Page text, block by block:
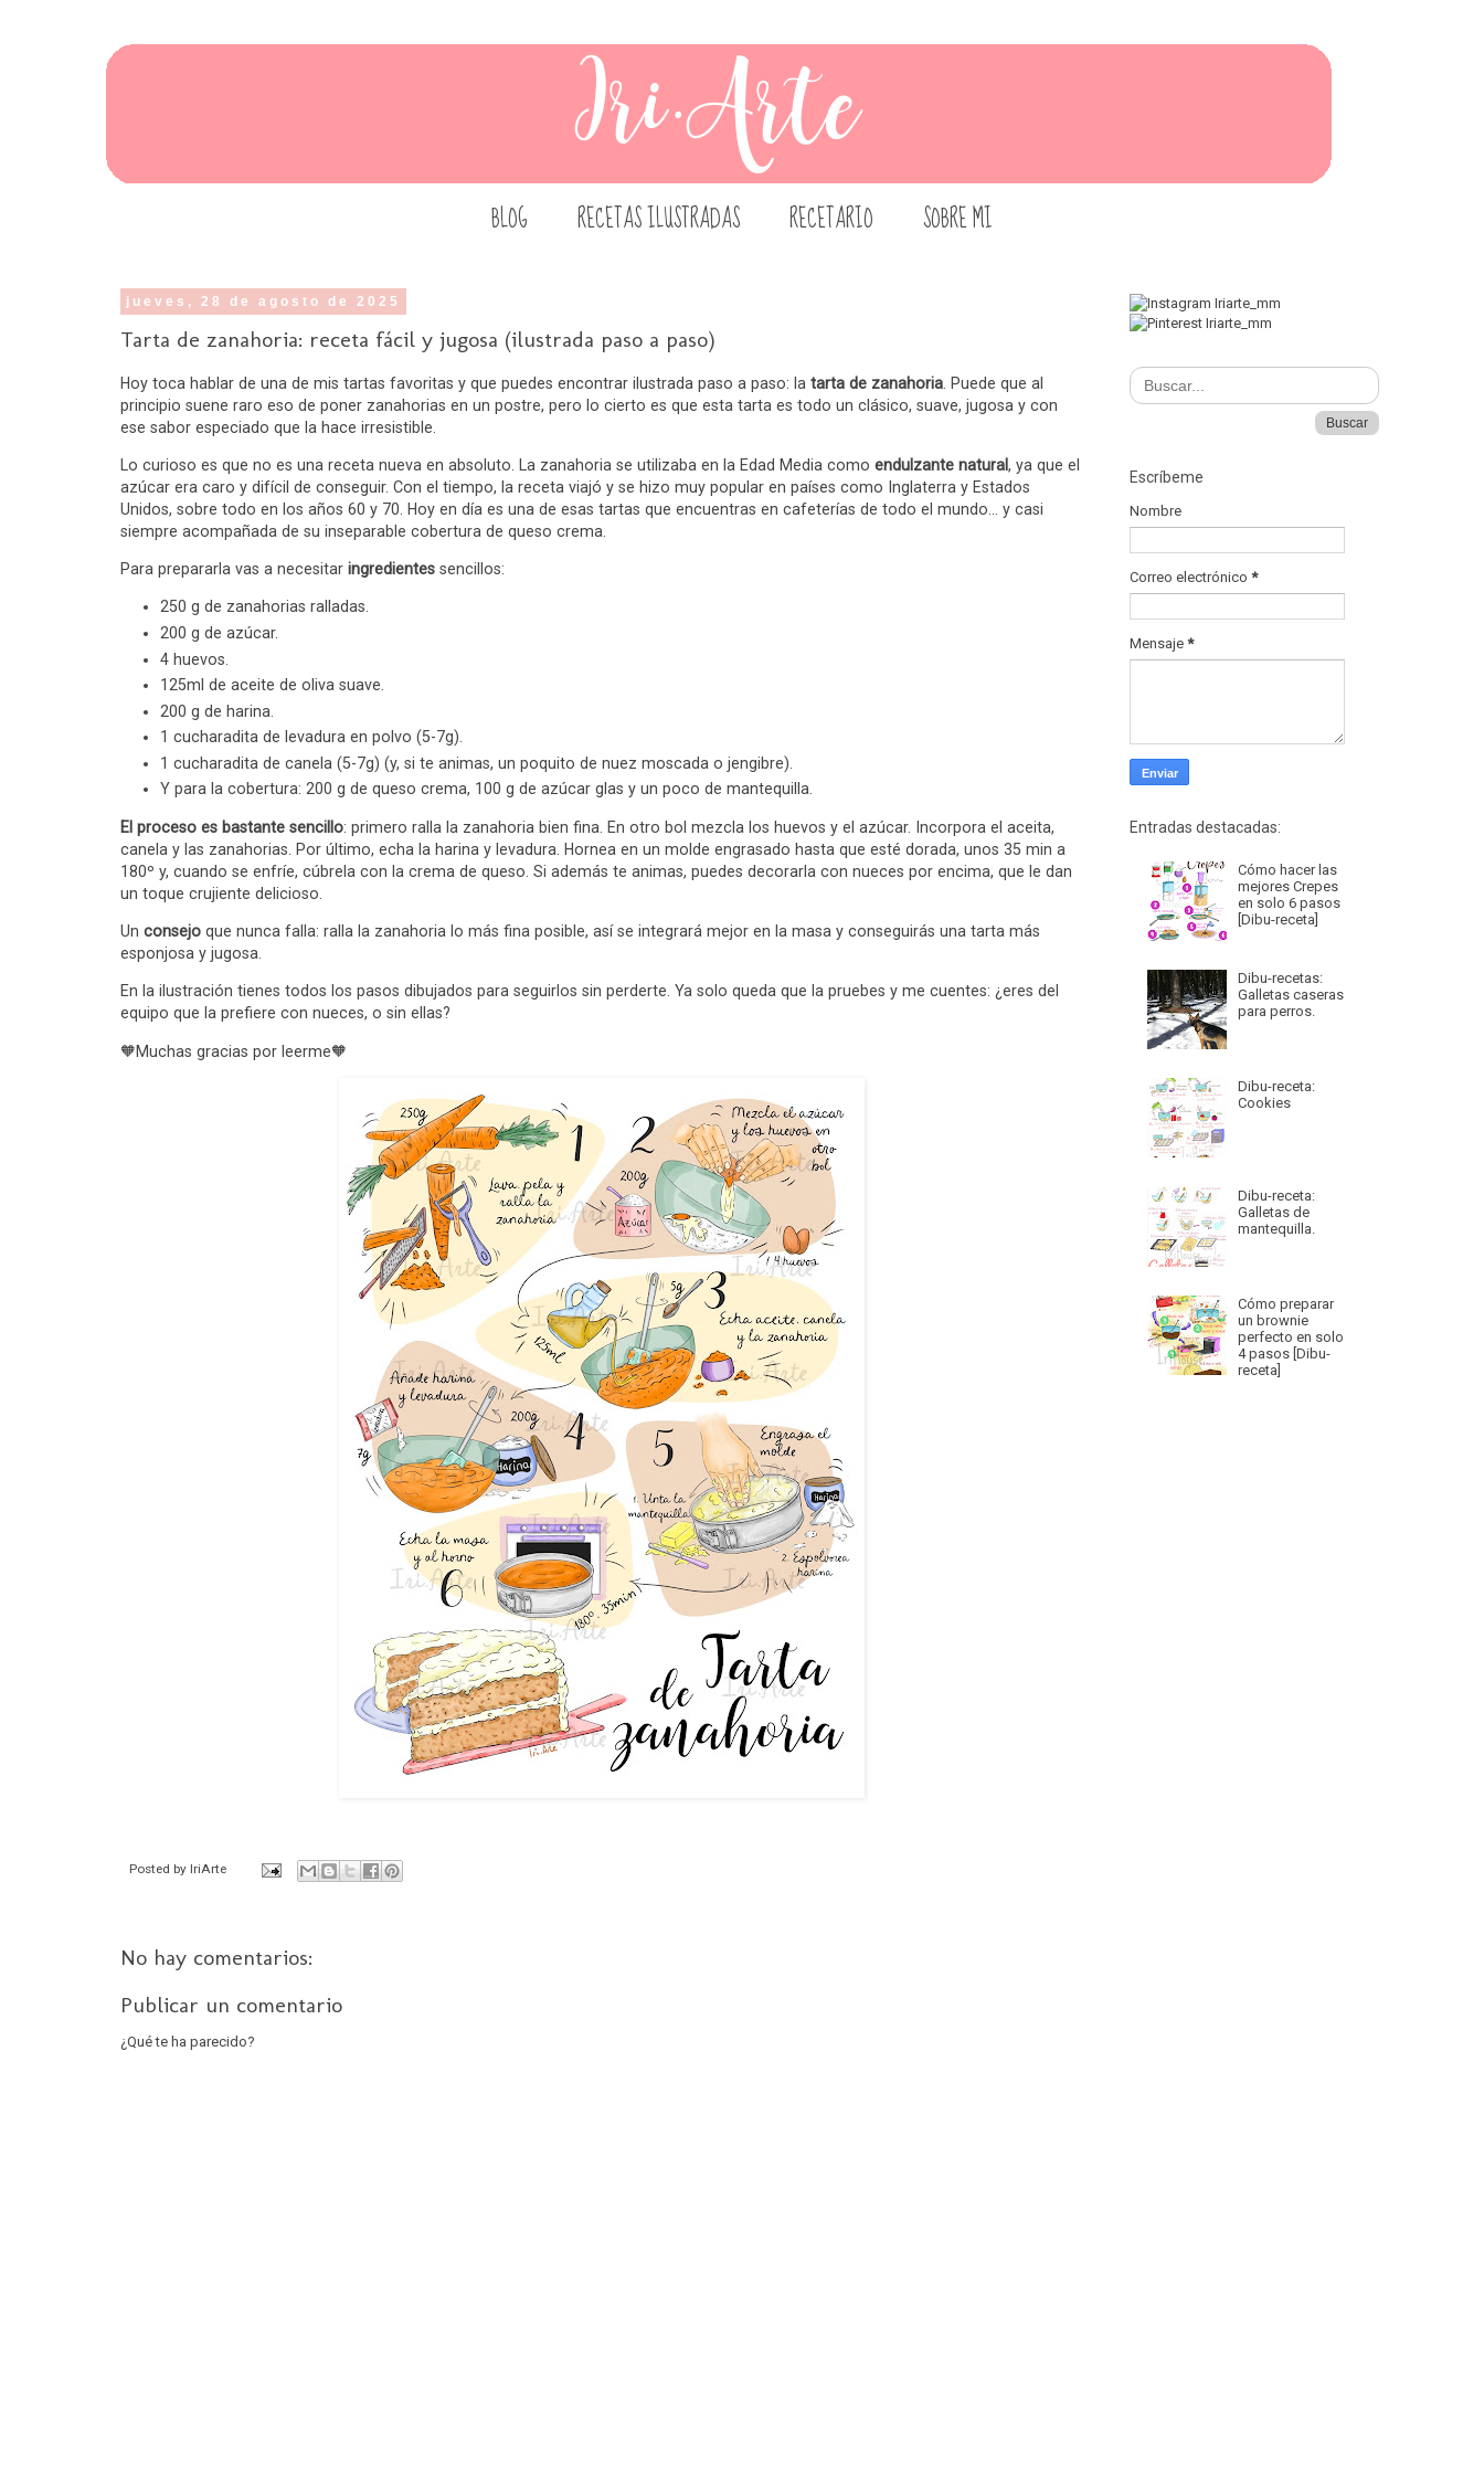
BLOG RECETAS ILUSTRADAS RECETARIO SOBRE MI
jueves, 28 de agosto de 2025
Tarta de zanahoria: receta fácil y jugosa (ilustrada paso a paso)
Hoy toca hablar de una de mis tartas favoritas y que puedes encontrar ilustrada paso a paso: la tarta de zanahoria . Puede que al
principio suene raro eso de poner zanahorias en un postre, pero lo cierto es que esta tarta es todo un clásico, suave, jugosa y con
ese sabor especiado que la hace irresistible.
Lo curioso es que no es una receta nueva en absoluto. La zanahoria se utilizaba en la Edad Media como endulzante natural, ya que el
azúcar era caro y difícil de conseguir. Con el tiempo, la receta viajó y se hizo muy popular en países como Inglaterra y Estados
Unidos, sobre todo en los años 60 y 70. Hoy en día es una de esas tartas que encuentras en cafeterías de todo el mundo… y casi
siempre acompañada de su inseparable cobertura de queso crema.
Para prepararla vas a necesitar ingredientes sencillos:
250 g de zanahorias ralladas.
200 g de azúcar.
4 huevos.
125ml de aceite de oliva suave.
200 g de harina.
1 cucharadita de levadura en polvo (5-7g).
1 cucharadita de canela (5-7g) (y, si te animas, un poquito de nuez moscada o jengibre).
Y para la cobertura: 200 g de queso crema, 100 g de azúcar glas y un poco de mantequilla.
El proceso es bastante sencillo: primero ralla la zanahoria bien fina. En otro bol mezcla los huevos y el azúcar. Incorpora el aceita,
canela y las zanahorias. Por último, echa la harina y levadura. Hornea en un molde engrasado hasta que esté dorada, unos 35 min a
180º y, cuando se enfríe, cúbrela con la crema de queso. Si además te animas, puedes decorarla con nueces por encima, que le dan
un toque crujiente delicioso.
Un consejo que nunca falla: ralla la zanahoria lo más fina posible, así se integrará mejor en la masa y conseguirás una tarta más
esponjosa y jugosa.
En la ilustración tienes todos los pasos dibujados para seguirlos sin perderte. Ya solo queda que la pruebes y me cuentes: ¿eres del
equipo que la prefiere con nueces, o sin ellas?
🧡Muchas gracias por leerme🧡
Posted by IriArte
No hay comentarios:
Publicar un comentario
¿Qué te ha parecido?
Escríbeme
Nombre
Correo electrónico *
Mensaje *
Entradas destacadas:
Cómo hacer las
mejores Crepes
en solo 6 pasos
[Dibu-receta]
Dibu-recetas:
Galletas caseras
para perros.
Dibu-receta:
Cookies
Dibu-receta:
Galletas de
mantequilla.
Cómo preparar
un brownie
perfecto en solo
4 pasos [Dibu-
receta]